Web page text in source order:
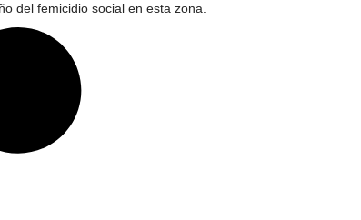
del femicidio social en esta zona.